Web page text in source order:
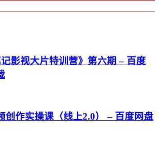
记影视大片特训营》第六期 – 百度
创作实操课（线上2.0） – 百度网盘